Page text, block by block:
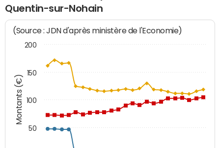
Quentin-sur-Nohain
Montants (€)
(Source : JDN d'après ministère de l'Economie)
50
100
150
200